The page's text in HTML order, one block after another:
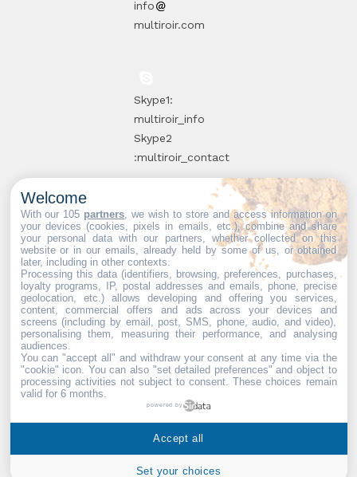
info
multiroir.com
Skype1:
multiroir_info
Skype2
:multiroir_contact
10, route de
Brie-Comte-
Robert
94520 Périgny-
sur-Yerres
Partenaires web : Mdose
Multiroir © 2026. Tous droits
Welcome
With our 105 partners , we wish to store and access information on
your devices (cookies, pixels in emails, etc.), combine and share
your personal data with our partners, whether collected on this
website or in our emails, already held by some of us, or obtained
later, including in other contexts.
Processing this data (identifiers, browsing, preferences, purchases,
loyalty programs, IP, postal addresses and emails, phone, precise
geolocation, etc.) allows developing and offering you services,
content, commercial offers and ads across your devices and
screens (including by email, post, SMS, phone, audio, and video),
personalising them, measuring their performance, and analysing
audiences.
You can "accept all" and withdraw your consent at any time via the
"cookie" icon . You can also "set detailed preferences" and object to
processing activities not subject to consent. These choices remain
valid for 6 months.
powered by
Set your choices
Accept all